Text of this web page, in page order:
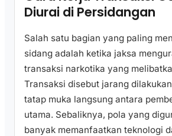
Diurai di Persidangan
Salah satu bagian yang paling
sidang adalah ketika jaksa
transaksi narkotika yang
Transaksi disebut jarang
tatap muka langsung antara
utama. Sebaliknya, pola yang
banyak memanfaatkan teknologi